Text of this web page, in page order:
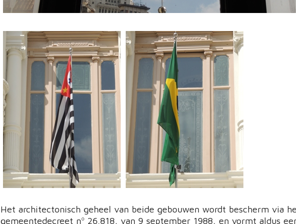
Het architectonisch geheel van beide gebouwen wordt bescherm via
gemeentedecreet nº 26.818, van 9 september 1988, en vormt aldus